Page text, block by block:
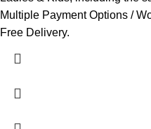
Multiple Payment Options /
Free Delivery.